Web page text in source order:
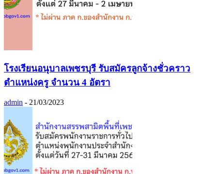
โรงเรียนอนุบาลเพชรบุรี รับสมัครลูกจ้างชั่วคราว
ตำแหน่งครู จำนวน 4 อัตรา
admin - 21/03/2023